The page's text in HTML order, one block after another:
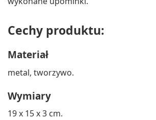
Cechy produktu:
Materiał
metal, tworzywo.
Wymiary
19 x 15 x 3 cm.